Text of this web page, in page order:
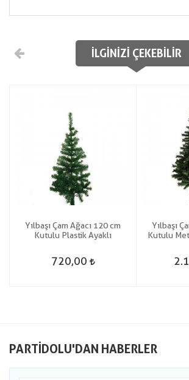
İLGINIZI ÇEKEBILIR
Yılbaşı Çam Ağacı 120 cm
Kutulu Plastik Ayaklı
720,00
Yılbaşı
Kutulu
PARTIDOLU'DAN HABERLER